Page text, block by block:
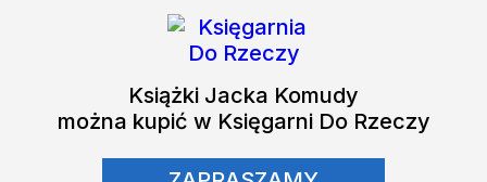
Książki Jacka Komudy
można kupić w Księgarni Do Rzeczy